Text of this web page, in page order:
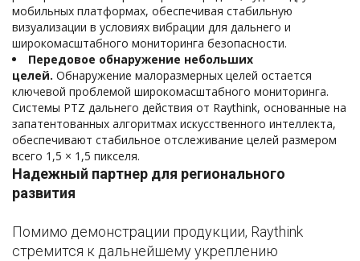
мобильных платформах, обеспечивая стабильную
визуализации в условиях вибрации для дальнего и
широкомасштабного мониторинга безопасности.
Передовое обнаружение небольших
целей. Обнаружение малоразмерных целей остается
ключевой проблемой широкомасштабного мониторинга.
Системы PTZ дальнего действия от Raythink, основанные на
запатентованных алгоритмах искусственного интеллекта,
обеспечивают стабильное отслеживание целей размером
всего 1,5 × 1,5 пикселя.
Надежный партнер для регионального
развития
Помимо демонстрации продукции, Raythink
стремится к дальнейшему укреплению